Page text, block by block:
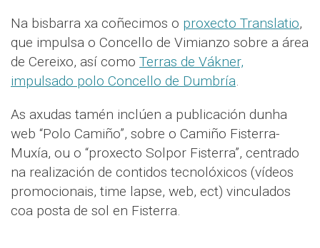
Na bisbarra xa coñecimos o proxecto Translatio,
que impulsa o Concello de Vimianzo sobre a área
de Cereixo, así como Terras de Vákner,
impulsado polo Concello de Dumbría.
As axudas tamén inclúen a publicación dunha
web “Polo Camiño”, sobre o Camiño Fisterra-
Muxía, ou o “proxecto Solpor Fisterra”, centrado
na realización de contidos tecnolóxicos (vídeos
promocionais, time lapse, web, ect) vinculados
coa posta de sol en Fisterra.